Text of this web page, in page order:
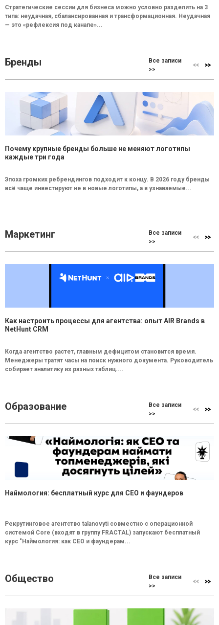
Стратегические сессии для бизнеса можно условно разделить на 3
типа: неудачная, сбалансированная и трансформационная. Неудачная
— это «рефлексия под канапе»...
Бренды
Все записи
>>
Почему крупные бренды больше не меняют логотипы
каждые три года
Эпоха громких ребрендингов подходит к концу. В 2026 году бренды
всё чаще инвестируют не в новые логотипы, а в узнаваемые...
Маркетинг
Все записи
>>
Как настроить процессы для агентства: опыт AIR Brands в
NetHunt CRM
Когда агентство растет, главным дефицитом становится время.
Менеджеры тратят часы на поиск нужного документа. Руководитель
собирает аналитику из разных таблиц....
Образование
Все записи
>>
Наймология: бесплатный курс для CEO и фаундеров
Рекрутинговое агентство talanovyti совместно с операционной
системой Core (входят в группу FRACTAL) запускают бесплатный
курс "Наймология: как СEO и фаундерам...
Общество
Все записи
>>